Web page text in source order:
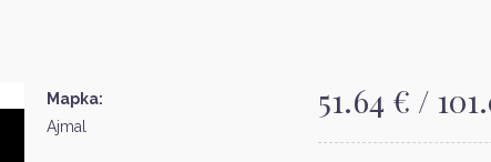
Марка:
Ajmal
51.64 € /